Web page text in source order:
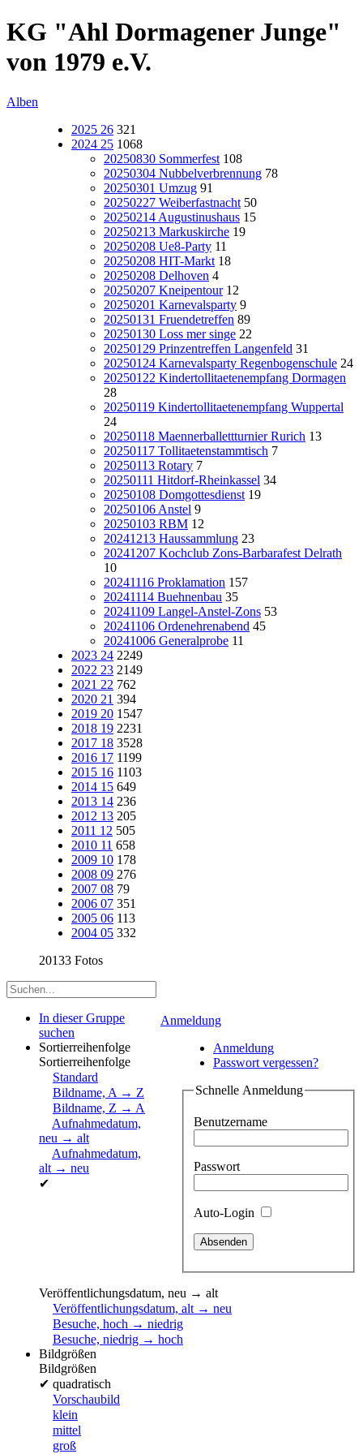
KG "Ahl Dormagener Junge"
von 1979 e.V.
Alben
2025 26 321
2024 25 1068
20250830 Sommerfest 108
20250304 Nubbelverbrennung 78
20250301 Umzug 91
20250227 Weiberfastnacht 50
20250214 Augustinushaus 15
20250213 Markuskirche 19
20250208 Ue8-Party 11
20250208 HIT-Markt 18
20250208 Delhoven 4
20250207 Kneipentour 12
20250201 Karnevalsparty 9
20250131 Fruendetreffen 89
20250130 Loss mer singe 22
20250129 Prinzentreffen Langenfeld 31
20250124 Karnevalsparty Regenbogenschule 24
20250122 Kindertollitaetenempfang Dormagen
28
20250119 Kindertollitaetenempfang Wuppertal
24
20250118 Maennerballettturnier Rurich 13
20250117 Tollitaetenstammtisch 7
20250113 Rotary 7
20250111 Hitdorf-Rheinkassel 34
20250108 Domgottesdienst 19
20250106 Anstel 9
20250103 RBM 12
20241213 Haussammlung 23
20241207 Kochclub Zons-Barbarafest Delrath
10
20241116 Proklamation 157
20241114 Buehnenbau 35
20241109 Langel-Anstel-Zons 53
20241106 Ordenehrenabend 45
20241006 Generalprobe 11
2023 24 2249
2022 23 2149
2021 22 762
2020 21 394
2019 20 1547
2018 19 2231
2017 18 3528
2016 17 1199
2015 16 1103
2014 15 649
2013 14 236
2012 13 205
2011 12 505
2010 11 658
2009 10 178
2008 09 276
2007 08 79
2006 07 351
2005 06 113
2004 05 332
20133 Fotos
Anmeldung
Anmeldung
Passwort vergessen?
Schnelle Anmeldung
Benutzername
Passwort
Auto-Login
In dieser Gruppe
suchen
Sortierreihenfolge
Sortierreihenfolge
Standard
Bildname, A → Z
Bildname, Z → A
Aufnahmedatum,
neu → alt
Aufnahmedatum,
alt → neu
✔
Veröffentlichungsdatum, neu → alt
Veröffentlichungsdatum, alt → neu
Besuche, hoch → niedrig
Besuche, niedrig → hoch
Bildgrößen
Bildgrößen
✔ quadratisch
Vorschaubild
klein
mittel
groß